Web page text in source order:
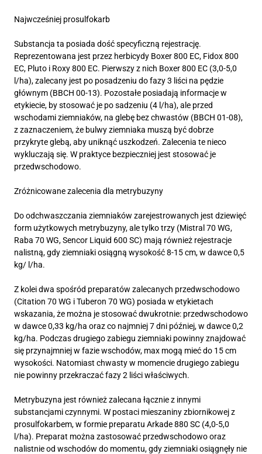
Najwcześniej prosulfokarb
Substancja ta posiada dość specyficzną rejestrację.
Reprezentowana jest przez herbicydy Boxer 800 EC, Fidox 800
EC, Pluto i Roxy 800 EC. Pierwszy z nich Boxer 800 EC (3,0-5,0
l/ha), zalecany jest po posadzeniu do fazy 3 liści na pędzie
głównym (BBCH 00-13). Pozostałe posiadają informacje w
etykiecie, by stosować je po sadzeniu (4 l/ha), ale przed
wschodami ziemniaków, na glebę bez chwastów (BBCH 01-08),
z zaznaczeniem, że bulwy ziemniaka muszą być dobrze
przykryte glebą, aby uniknąć uszkodzeń. Zalecenia te nieco
wykluczają się. W praktyce bezpieczniej jest stosować je
przedwschodowo.
Zróżnicowane zalecenia dla metrybuzyny
Do odchwaszczania ziemniaków zarejestrowanych jest dziewięć
form użytkowych metrybuzyny, ale tylko trzy (Mistral 70 WG,
Raba 70 WG, Sencor Liquid 600 SC) mają również rejestracje
nalistną, gdy ziemniaki osiągną wysokość 8-15 cm, w dawce 0,5
kg/ l/ha.
Z kolei dwa spośród preparatów zalecanych przedwschodowo
(Citation 70 WG i Tuberon 70 WG) posiada w etykietach
wskazania, że można je stosować dwukrotnie: przedwschodowo
w dawce 0,33 kg/ha oraz co najmniej 7 dni później, w dawce 0,2
kg/ha. Podczas drugiego zabiegu ziemniaki powinny znajdować
się przynajmniej w fazie wschodów, max mogą mieć do 15 cm
wysokości. Natomiast chwasty w momencie drugiego zabiegu
nie powinny przekraczać fazy 2 liści właściwych.
Metrybuzyna jest również zalecana łącznie z innymi
substancjami czynnymi. W postaci mieszaniny zbiornikowej z
prosulfokarbem, w formie preparatu Arkade 880 SC (4,0-5,0
l/ha). Preparat można zastosować przedwschodowo oraz
nalistnie od wschodów do momentu, gdy ziemniaki osiągnęły nie